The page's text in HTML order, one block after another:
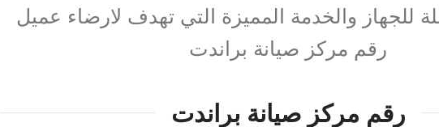
للجهاز والخدمة المميزة التي تهدف لارضاء عميل
رقم مركز صيانة براندت
رقم مركز صيانة براندت